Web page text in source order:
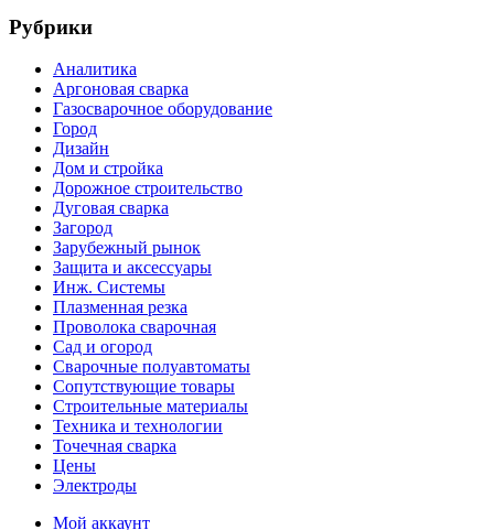
Рубрики
Аналитика
Аргоновая сварка
Газосварочное оборудование
Город
Дизайн
Дом и стройка
Дорожное строительство
Дуговая сварка
Загород
Зарубежный рынок
Защита и аксессуары
Инж. Системы
Плазменная резка
Проволока сварочная
Сад и огород
Сварочные полуавтоматы
Сопутствующие товары
Строительные материалы
Техника и технологии
Точечная сварка
Цены
Электроды
Мой аккаунт